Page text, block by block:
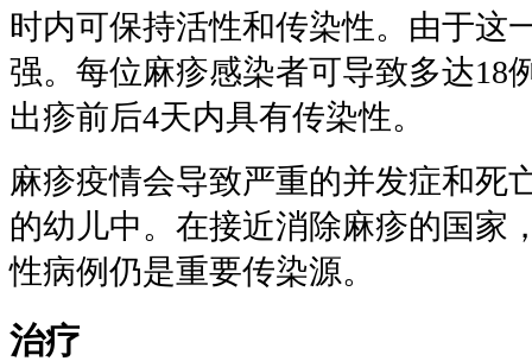
时内可保持活性和传染性。由于这
强。每位麻疹感染者可导致多达18
出疹前后4天内具有传染性。
麻疹疫情会导致严重的并发症和死
的幼儿中。在接近消除麻疹的国家
性病例仍是重要传染源。
治疗